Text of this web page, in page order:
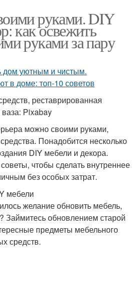
руками. DIY
как освежить
руками за пару
реставрированная
Pixabay
можно своими руками,
Понадобится несколько
DIY мебели и декора.
чтобы сделать внутреннее
без особых затрат.
мебели
желание обновить мебель,
Займитесь обновлением старой
предметы мебельного
средств.